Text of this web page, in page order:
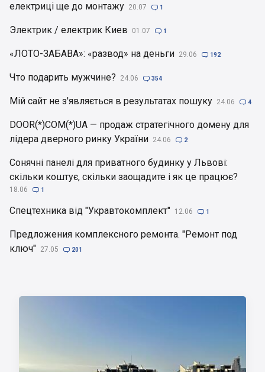
електриці ще до монтажу 20.07  1
Электрик / електрик Киев 01.07  1
«ЛОТО-ЗАБАВА»: «развод» на деньги 29.06  192
Что подарить мужчине? 24.06  354
Мій сайт не з'являється в результатах пошуку 24.06  4
DOOR(*)COM(*)UA — продаж стратегічного домену для
лідера дверного ринку України 24.06  2
Сонячні панелі для приватного будинку у Львові:
скільки коштує, скільки заощадите і як це працює?
18.06  1
Спецтехника від "Укравтокомплект" 12.06  1
Предложения комплексного ремонта. "Ремонт под
ключ" 27.05  201